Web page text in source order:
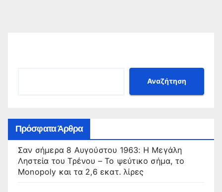
Αναζήτηση
Πρόσφατα Άρθρα
Σαν σήμερα 8 Αυγούστου 1963: Η Μεγάλη
Ληστεία του Τρένου – Το ψεύτικο σήμα, το
Monopoly και τα 2,6 εκατ. λίρες